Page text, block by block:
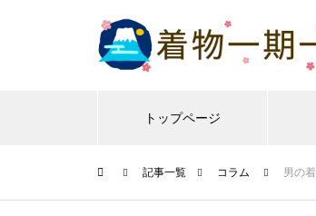
トップページ
記事一覧 コラム 男の